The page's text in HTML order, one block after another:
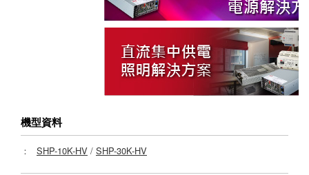
機型資料
： SHP-10K-HV / SHP-30K-HV